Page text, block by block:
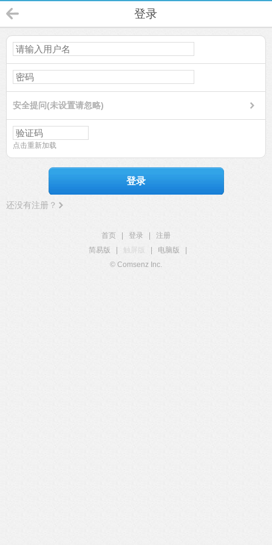
登录
安全提问(未设置请忽略)
点击重新加载
登录
还没有注册？
首页 登录
注册
简易版
触屏版 电脑版
© Comsenz Inc.